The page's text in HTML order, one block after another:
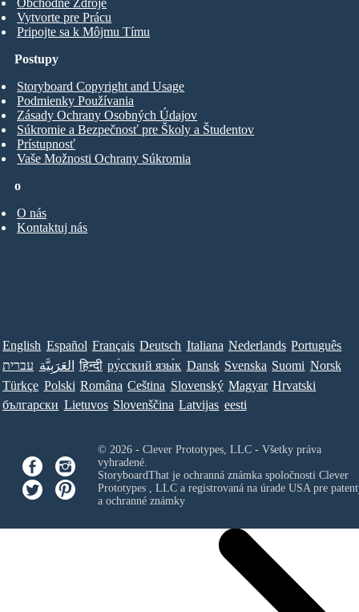
Vytvorte pre Prácu
Pripojte sa k Môjmu Tímu
o
O nás
Kontaktuj nás
Postupy
Storyboard Copyright and Usage
Podmienky Používania
Zásady Ochrany Osobných Údajov
Súkromie a Bezpečnosť pre Školy a Študentov
Prístupnosť
Vaše Možnosti Ochrany Súkromia
English Español Français Deutsch Italiana Nederlands Português
עברית العَرَبِيَّة हिन्दी ру́сский язы́к Dansk Svenska Suomi Norsk
Türkçe Polski Româna Ceština Slovenský Magyar Hrvatski
български Lietuvos Slovenščina Latvijas eesti
© 2026 - Clever Prototypes, LLC - Všetky práva
vyhradené.
StoryboardThat je ochranná známka spoločnosti Clever
Prototypes , LLCa registrovaná na úrade USA pre
a ochranné známky